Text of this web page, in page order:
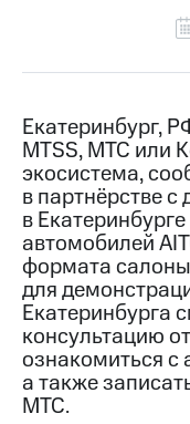
Контакты
Медиа-центр
Пресс-
релизы
МТС
о
Достижения
Интервью
о
Екатеринбург,
MTSS, МТС или
экосистема,
в партнёрстве
в
автомобилей
формата
для
Екатеринбурга
консультацию
ознакомиться
а также
МТС.